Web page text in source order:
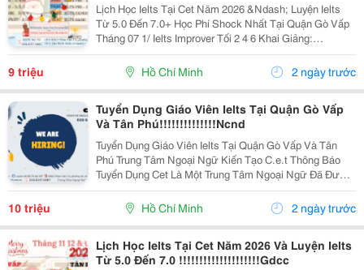
Lịch Học Ielts Tại Cet Năm 2026 &Ndash; Luyện Ielts
Từ 5.0 Đến 7.0+ Học Phí Shock Nhất Tại Quận Gò Vấp
Tháng 07 1/ Ielts Improver Tối 2 4 6 Khai Giảng:
13/07/2026 Khung Giờ: 18:00 Đến 21:00 Học Phí Ưu Đãi
5% Khi Đăng Ký 2/ Ielts...
9 triệu Hồ Chí Minh 2 ngày trước
Tuyển Dụng Giáo Viên Ielts Tại Quận Gò Vấp
Và Tân Phú!!!!!!!!!!!!!!Ncnd
Tuyển Dụng Giáo Viên Ielts Tại Quận Gò Vấp Và Tân
Phú Trung Tâm Ngoại Ngữ Kiến Tạo C.e.t Thông Báo
Tuyển Dụng Cet Là Một Trung Tâm Ngoại Ngữ Đã Được
Thành Lập 16 Năm Chuyên Về Chương Trình Anh Văn
Học Thuật Ielts &Ndash; Toefl Ibt. Trung Tâm...
10 triệu Hồ Chí Minh 2 ngày trước
Lịch Học Ielts Tại Cet Năm 2026 Và Luyện Ielts
Từ 5.0 Đến 7.0 !!!!!!!!!!!!!!!!!!!!Gdcc